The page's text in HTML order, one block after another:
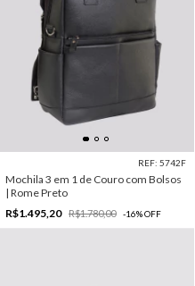
REF: 5742F
Mochila 3 em 1 de Couro com Bolsos
| Rome Preto
R$1.495,20
R$1.780,00 -16%OFF